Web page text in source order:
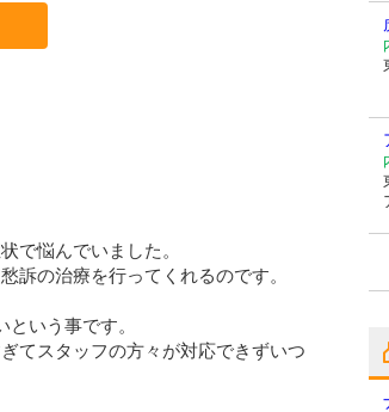
で悩んでいました。
訴の治療を行ってくれるのです。
いう事です。
てスタッフの方々が対応できずいつ